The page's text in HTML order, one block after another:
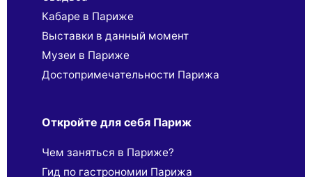
Кабаре в Париже
Выставки в данный момент
Музеи в Париже
Достопримечательности Парижа
Откройте для себя Париж
Чем заняться в Париже?
Гид по гастрономии Парижа